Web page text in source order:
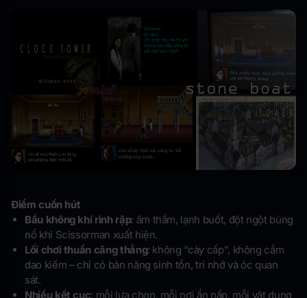
Điểm cuốn hút
Bầu không khí rình rập: âm thầm, lạnh buốt, đột ngột bùng
nổ khi Scissorman xuất hiện.
Lối chơi thuần căng thẳng: không “cày cấp”, không cầm
dao kiếm – chỉ có bản năng sinh tồn, trí nhớ và óc quan
sát.
Nhiều kết cục: mỗi lựa chọn, mỗi nơi ẩn nấp, mỗi vật dụng